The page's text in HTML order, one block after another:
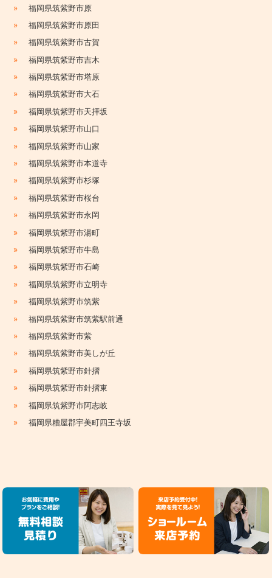
» 福岡県筑紫野市原
» 福岡県筑紫野市原田
» 福岡県筑紫野市古賀
» 福岡県筑紫野市吉木
» 福岡県筑紫野市塔原
» 福岡県筑紫野市大石
» 福岡県筑紫野市天拝坂
» 福岡県筑紫野市山口
» 福岡県筑紫野市山家
» 福岡県筑紫野市本道寺
» 福岡県筑紫野市杉塚
» 福岡県筑紫野市桜台
» 福岡県筑紫野市永岡
» 福岡県筑紫野市湯町
» 福岡県筑紫野市牛島
» 福岡県筑紫野市石崎
» 福岡県筑紫野市立明寺
» 福岡県筑紫野市筑紫
» 福岡県筑紫野市筑紫駅前通
» 福岡県筑紫野市紫
» 福岡県筑紫野市美しが丘
» 福岡県筑紫野市針摺
» 福岡県筑紫野市針摺東
» 福岡県筑紫野市阿志岐
» 福岡県糟屋郡宇美町四王寺坂